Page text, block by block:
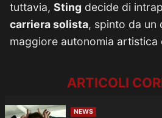
tuttavia, Sting decide di
carriera solista, spinto da un
maggiore autonomia artistica
ARTICOLI
NEWS